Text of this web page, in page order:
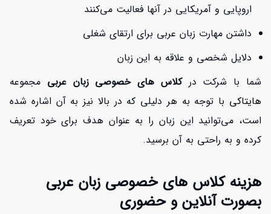
اروپایی و آمریکایی در آنها فعالیت می‌کنند
داشتن مهارت زبان عربی برای ارتقای شغلی
دلایل شخصی و علاقه به این زبان
شما با شرکت درکلاس های خصوصی زبان عربی مجموعه
هایتاکی با توجه به هر دلیلی که در بالا نیز به آن اشاره شده
است، می‌توانید این زبان را به عنوان هدف برای خود تعریف
کرده و به راحتی به آن برسید.
هزینه کلاس های خصوصی زبان عربی
بصورت آنلاین و حضوری